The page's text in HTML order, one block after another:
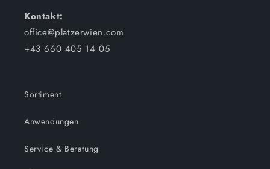
Kontakt:
office@platzerwien.com
+43 660 405 14 05
Sortiment
Anwendungen
Service & Beratung